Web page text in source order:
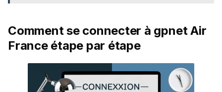
Comment se connecter à gpnet Air
France étape par étape